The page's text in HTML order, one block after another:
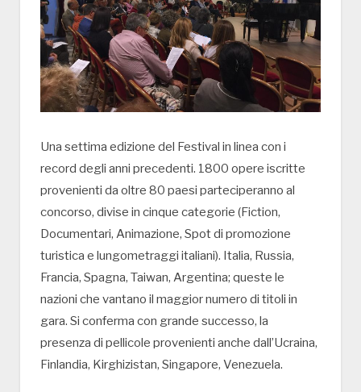
Una settima edizione del Festival in linea con i
record degli anni precedenti. 1800 opere iscritte
provenienti da oltre 80 paesi parteciperanno al
concorso, divise in cinque categorie (Fiction,
Documentari, Animazione, Spot di promozione
turistica e lungometraggi italiani). Italia, Russia,
Francia, Spagna, Taiwan, Argentina; queste le
nazioni che vantano il maggior numero di titoli in
gara. Si conferma con grande successo, la
presenza di pellicole provenienti anche dall’Ucraina,
Finlandia, Kirghizistan, Singapore, Venezuela.